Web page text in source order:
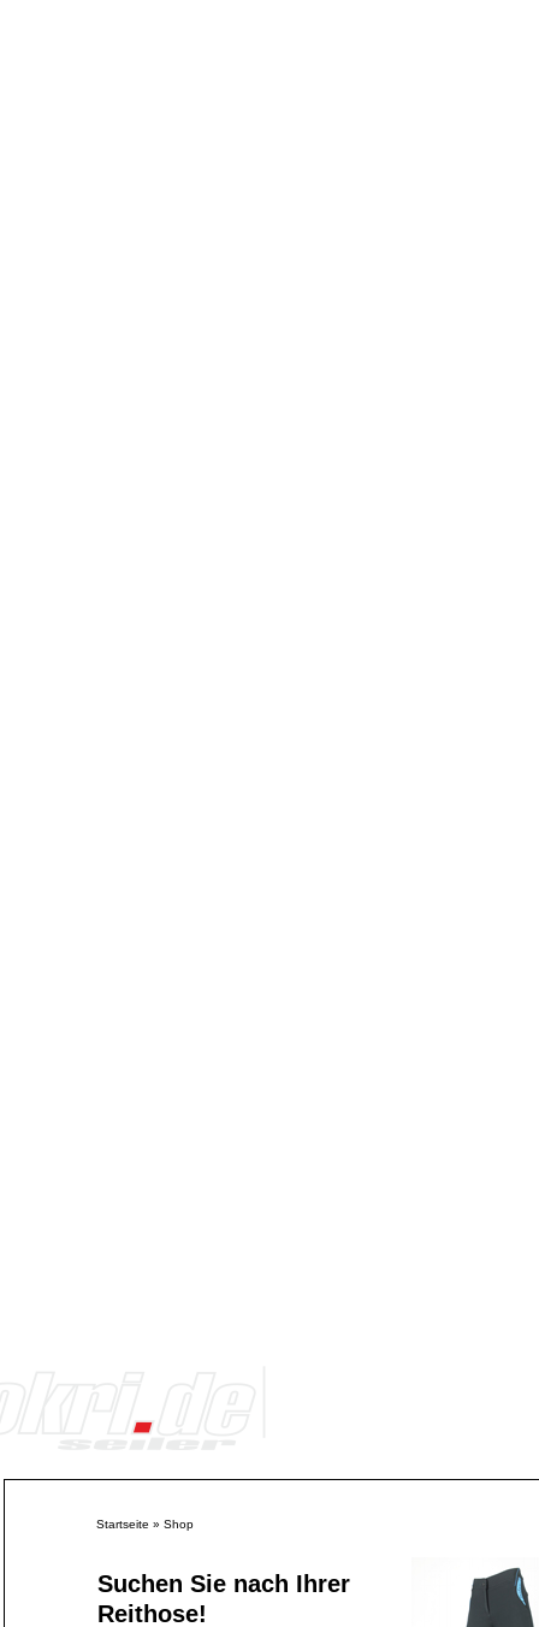
Startseite » Shop
Suchen Sie nach Ihrer
Reithose!